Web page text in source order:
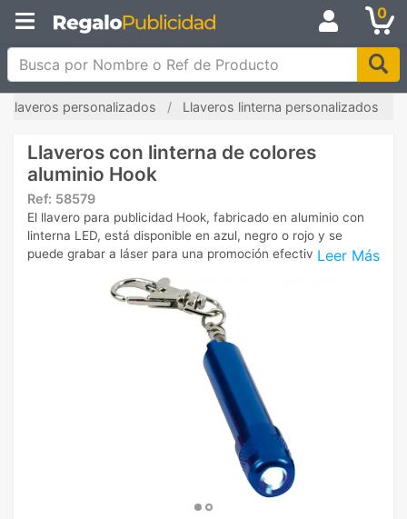
0
Busca por Nombre o Ref de Producto
Llaveros personalizados Llaveros linterna personalizados
Llaveros con linterna de colores
aluminio Hook
Ref: 58579
Leer Más
El llavero para publicidad Hook, fabricado en aluminio con
linterna LED, está disponible en azul, negro o rojo y se
puede grabar a láser para una promoción efectiva.